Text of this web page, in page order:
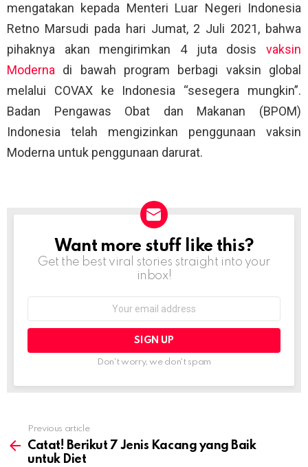
mengatakan kepada Menteri Luar Negeri Indonesia
Retno Marsudi pada hari Jumat, 2 Juli 2021, bahwa
pihaknya akan mengirimkan 4 juta dosis vaksin
Moderna di bawah program berbagi vaksin global
melalui COVAX ke Indonesia “sesegera mungkin”.
Badan Pengawas Obat dan Makanan (BPOM)
Indonesia telah mengizinkan penggunaan vaksin
Moderna untuk penggunaan darurat.
NEWSLETTER
Want more stuff like this?
Get the best viral stories straight into your
inbox!
Don't worry, we don't spam
more
Previous article
Catat! Berikut 7 Jenis Kacang yang Baik
untuk Diet